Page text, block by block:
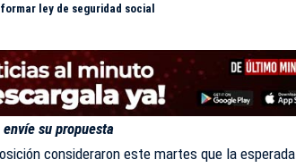
ley de seguridad social
su propuesta
consideraron este martes que la esperada